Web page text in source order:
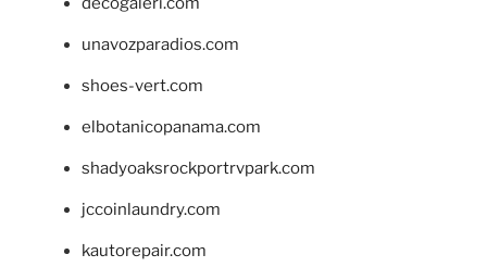
unavozparadios.com
shoes-vert.com
elbotanicopanama.com
shadyoaksrockportrvpark.com
jccoinlaundry.com
kautorepair.com